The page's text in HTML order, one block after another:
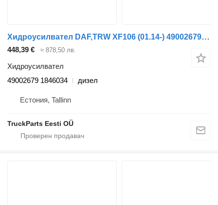
Хидроусилвател DAF,TRW XF106 (01.14-) 49002679 за влекач DAF XF106 (2014-)
448,39 € ≈ 878,50 лв.
Хидроусилвател
49002679 1846034
дизел
Естония, Tallinn
TruckParts Eesti OÜ